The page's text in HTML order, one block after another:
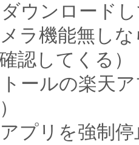
ウンロード
ラ機能無し
認してくる）
ールの楽天
プリを強制